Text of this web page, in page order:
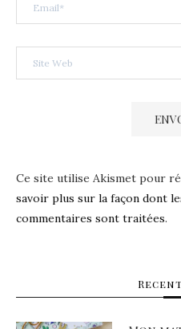
Ce site utilise Akismet pour
savoir plus sur la façon dont
commentaires sont traitées.